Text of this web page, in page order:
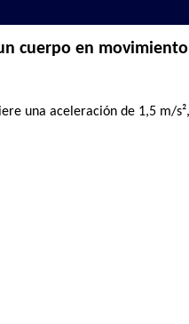
cuerpo en movimiento
una aceleración de 1,5 m/